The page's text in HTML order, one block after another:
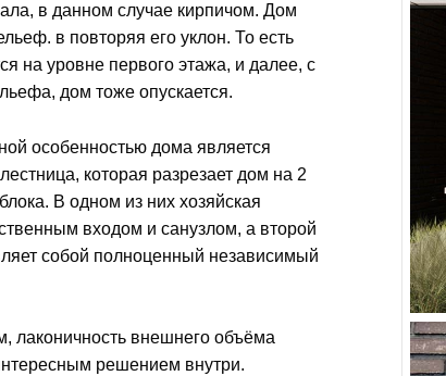
в данном случае кирпичом. Дом
в повторяя его уклон. То есть
на уровне первого этажа, и далее, с
дом тоже опускается.
особенностью дома является
которая разрезает дом на 2
В одном из них хозяйская
входом и санузлом, а второй
собой полноценный независимый
лаконичность внешнего объёма
решением внутри.